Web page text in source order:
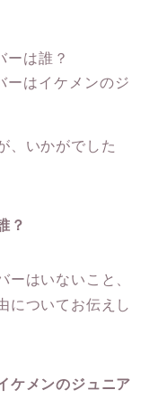
ーは誰？
ーはイケメンのジ
、いかがでした
？
ーはいないこと、
についてお伝えし
ケメンのジュニア